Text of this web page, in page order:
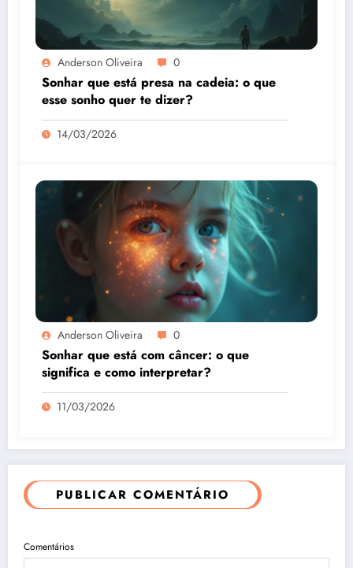
Anderson Oliveira 0
Sonhar que está presa na cadeia: o que
esse sonho quer te dizer?
14/03/2026
Anderson Oliveira 0
Sonhar que está com câncer: o que
significa e como interpretar?
11/03/2026
PUBLICAR COMENTÁRIO
Comentários